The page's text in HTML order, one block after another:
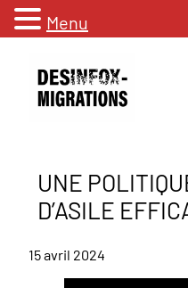
contenu
UNE
D’ASILE
15 avril 2024
Menu